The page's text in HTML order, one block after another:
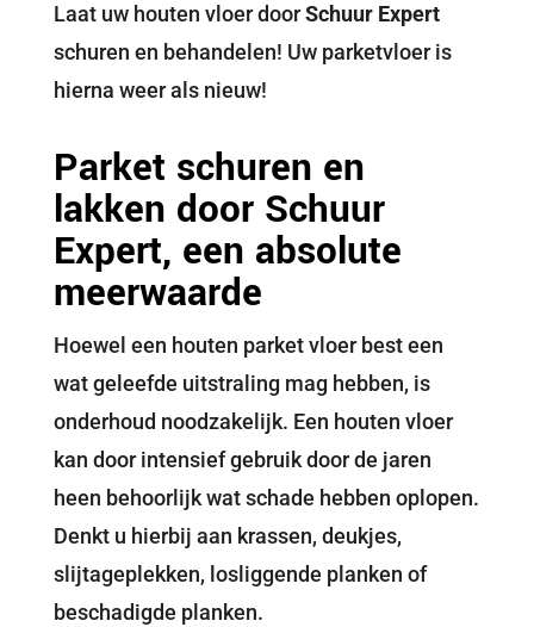
Laat uw houten vloer doorSchuur Expert
schuren en behandelen! Uw parketvloer is
hierna weer als nieuw!
Parket schuren en
lakken door Schuur
Expert, een absolute
meerwaarde
Hoewel een houten parket vloer best een
wat geleefde uitstraling mag hebben, is
onderhoud noodzakelijk. Een houten vloer
kan door intensief gebruik door de jaren
heen behoorlijk wat schade hebben oplopen.
Denkt u hierbij aan krassen, deukjes,
slijtageplekken, losliggende planken of
beschadigde planken.